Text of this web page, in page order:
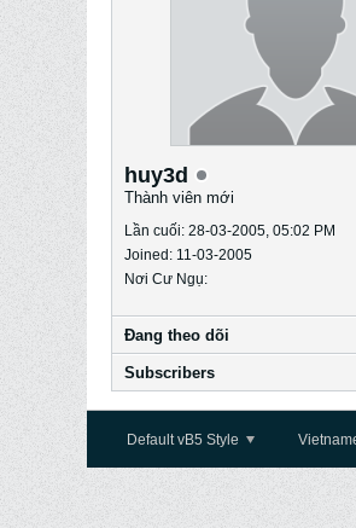
huy3d
Thành viên mới
Lần cuối: 28-03-2005, 05:02 PM
Joined: 11-03-2005
Nơi Cư Ngụ:
Ðang theo dõi
Subscribers
Default vB5 Style